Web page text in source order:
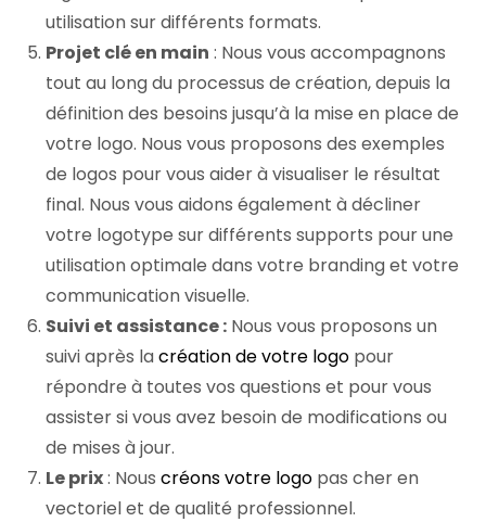
utilisation sur différents formats.
Projet clé en main : Nous vous accompagnons
tout au long du processus de création, depuis la
définition des besoins jusqu’à la mise en place de
votre logo. Nous vous proposons des exemples
de logos pour vous aider à visualiser le résultat
final. Nous vous aidons également à décliner
votre logotype sur différents supports pour une
utilisation optimale dans votre branding et votre
communication visuelle.
Suivi et assistance : Nous vous proposons un
suivi après lacréation de votre logo pour
répondre à toutes vos questions et pour vous
assister si vous avez besoin de modifications ou
de mises à jour.
Le prix: Nouscréons votre logo pas cher en
vectoriel et de qualité professionnel.